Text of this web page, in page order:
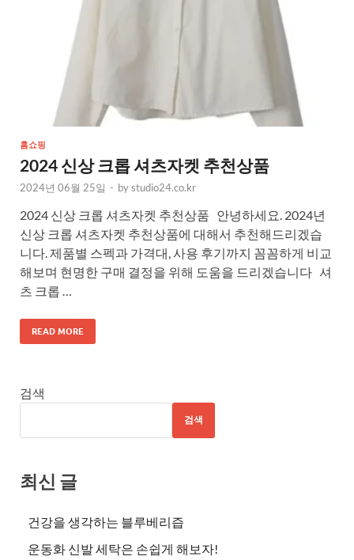
홈쇼핑
2024 신상 크롭 셔츠자켓 추천상품
2024년 06월 25일 - bystudio24.co.kr
2024 신상 크롭 셔츠자켓 추천상품 안녕하세요. 2024년
신상 크롭 셔츠자켓 추천상품에 대해서 추천해드리겠습
니다. 제품별 스펙과 가격대, 사용 후기까지 꼼꼼하게 비교
해보며 현명한 구매 결정을 위해 도움을 드리겠습니다 셔
츠 크롭 …
READ MORE
검색
검색
최신 글
건강을 생각하는 블루베리즙
운동화 신발 세탁은 손쉽게 해보자!